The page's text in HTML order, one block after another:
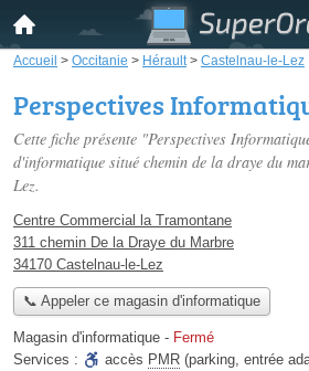
Accueil > Occitanie > Hérault > Castelnau-le-Lez
Perspectives
Cette fiche présente "Perspectives
d'informatique situé chemin de la draye du
Lez.
Centre Commercial la Tramontane
311 chemin De la Draye du Marbre
34170 Castelnau-le-Lez
📞 Appeler ce magasin d'informatique
Magasin d'informatique - Fermé
Services :
accès PMR (parking, entrée